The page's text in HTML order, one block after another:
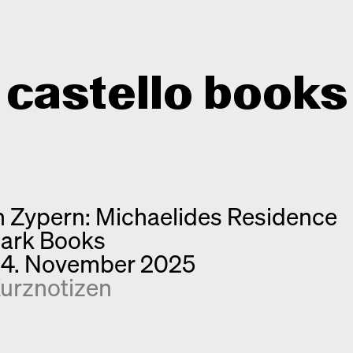
castello books
Kategorien
Interview
Kurznotizen
Neuerscheinungen
Info
Newsletter
Zypern: Michaelides Residence
Books
November 2025